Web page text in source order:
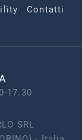
Contatti
17.30
SRL